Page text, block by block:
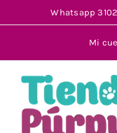
al
Whatsapp
Mi